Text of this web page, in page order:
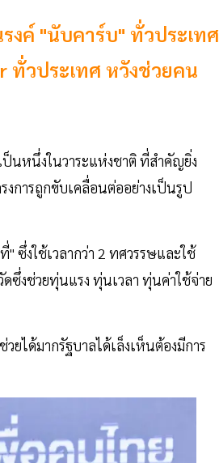
งค์ "นับคาร์บ" ทั่วประเทศ
ทั่วประเทศ หวังช่วยคน
นหนึ่งในวาระแห่งชาติ ที่สำคัญยิ่ง
งการถูกขับเคลื่อนต่ออย่างเป็นรูป
ซึ่งใช้เวลากว่า 2 ทศวรรษและใช้
ซึ่งช่วยทุ่นแรง ทุ่นเวลา ทุ่นค่าใช้จ่าย
ยได้มากรัฐบาลได้เล็งเห็นต้องมีการ